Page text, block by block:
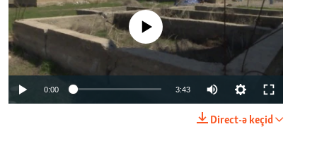
No media source currently available
0:00 3:43
Direct-ə keçid